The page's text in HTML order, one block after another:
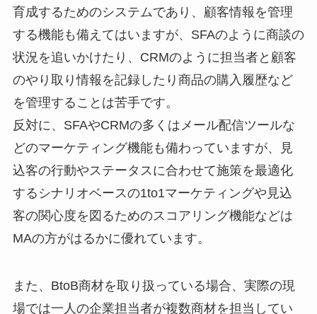
育成するためのシステムであり、顧客情報を管理
する機能も備えてはいますが、SFAのように商談の
状況を追いかけたり、CRMのように担当者と顧客
のやり取り情報を記録したり商品の購入履歴など
を管理することは苦手です。
反対に、SFAやCRMの多くはメール配信ツールな
どのマーケティング機能も備わっていますが、見
込客の行動やステータスに合わせて施策を最適化
するシナリオベースの1to1マーケティングや見込
客の関心度を図るためのスコアリング機能などは
MAの方がはるかに優れています。
また、BtoB商材を取り扱っている場合、実際の現
場では一人の企業担当者が複数商材を担当してい